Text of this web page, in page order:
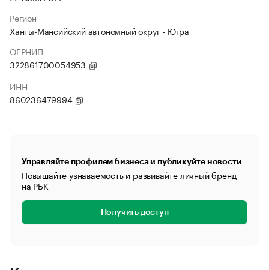
Регион
Ханты-Мансийский автономный округ - Югра
ОГРНИП
322861700054953
ИНН
860236479994
Управляйте профилем бизнеса и публикуйте новости
Повышайте узнаваемость и развивайте личный бренд
на РБК
Получить доступ